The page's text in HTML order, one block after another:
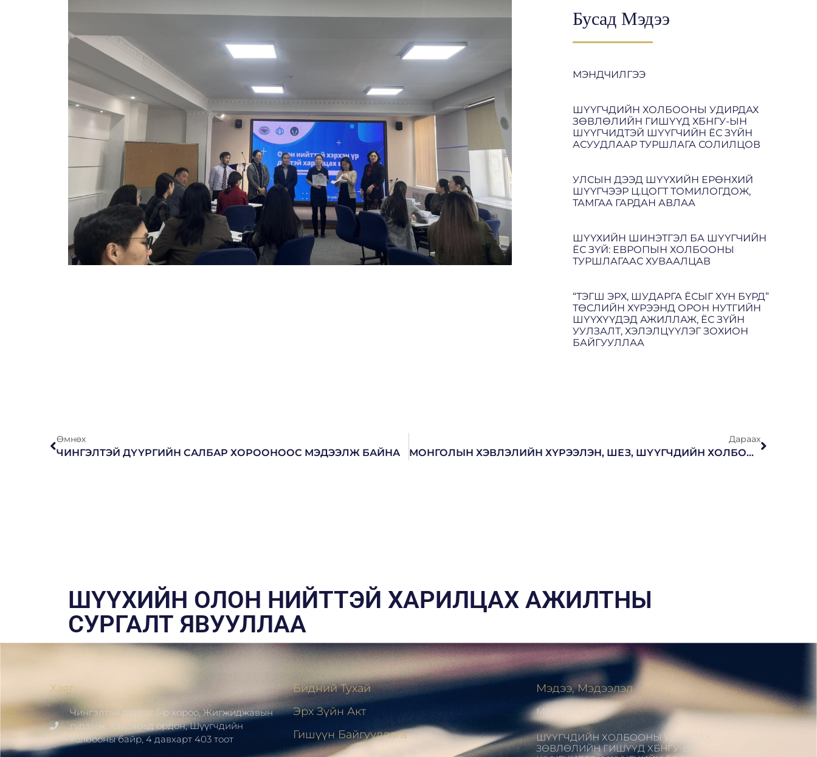
Бусад Мэдээ
МЭНДЧИЛГЭЭ
ШҮҮГЧДИЙН ХОЛБООНЫ УДИРДАХ
ЗӨВЛӨЛИЙН ГИШҮҮД ХБНГУ-ЫН
ШҮҮГЧИДТЭЙ ШҮҮГЧИЙН ЁС ЗҮЙН
АСУУДЛААР ТУРШЛАГА СОЛИЛЦОВ
УЛСЫН ДЭЭД ШҮҮХИЙН ЕРӨНХИЙ
ШҮҮГЧЭЭР Ц.ЦОГТ ТОМИЛОГДОЖ,
ТАМГАА ГАРДАН АВЛАА
ШҮҮХИЙН ШИНЭТГЭЛ БА ШҮҮГЧИЙН
ЁС ЗҮЙ: ЕВРОПЫН ХОЛБООНЫ
ТУРШЛАГААС ХУВААЛЦАВ
“ТЭГШ ЭРХ, ШУДАРГА ЁСЫГ ХҮН БҮРД”
ТӨСЛИЙН ХҮРЭЭНД ОРОН НУТГИЙН
ШҮҮХҮҮДЭД АЖИЛЛАЖ, ЁС ЗҮЙН
УУЛЗАЛТ, ХЭЛЭЛЦҮҮЛЭГ ЗОХИОН
БАЙГУУЛЛАА
Өмнөх
ЧИНГЭЛТЭЙ ДҮҮРГИЙН САЛБАР ХОРООНООС МЭДЭЭЛЖ БАЙНА
Дараах
МОНГОЛЫН ХЭВЛЭЛИЙН ХҮРЭЭЛЭН, ШЕЗ, ШҮҮГЧДИЙН ХОЛБОО ХАМТАРСАН ҮЙЛ АЖИЛЛАГАА
ШҮҮХИЙН ОЛОН НИЙТТЭЙ ХАРИЛЦАХ АЖИЛТНЫ
СУРГАЛТ ЯВУУЛЛАА
Хаяг
Чингэлтэй дүүрэг 1-р хороо, Жигжиджавын
гудамж, Хангарьд ордон, Шүүгчдийн
холбооны байр, 4 давхарт 403 тоот
Бидний Тухай
Эрх Зүйн Акт
Гишүүн Байгууллага
Мэдээ, Мэдээлэл
МЭНДЧИЛГЭЭ
ШҮҮГЧДИЙН ХОЛБООНЫ УДИРДАХ
ЗӨВЛӨЛИЙН ГИШҮҮД ХБНГУ-ЫН